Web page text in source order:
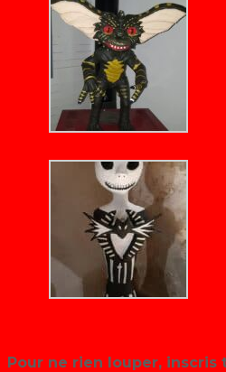
Pour ne rien louper, inscris